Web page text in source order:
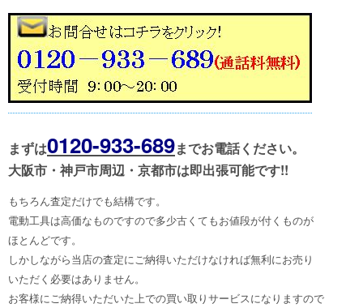
まずは0120-933-689までお電話ください。
大阪市・神戸市周辺・京都市は即出張可能です!!
もちろん査定だけでも結構です。
電動工具は高価なものですので多少古くてもお値段が付くものが
ほとんどです。
しかしながら当店の査定にご納得いただけなければ無利にお売り
いただく必要はありません。
お客様にご納得いただいた上での買い取りサービスになりますので